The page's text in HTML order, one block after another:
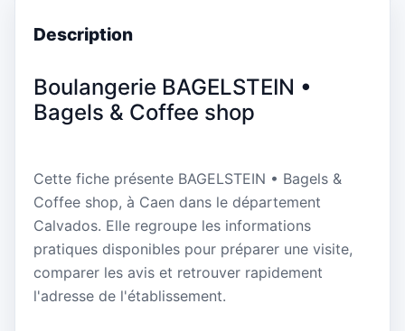
Description
Boulangerie BAGELSTEIN •
Bagels & Coffee shop
Cette fiche présente BAGELSTEIN • Bagels &
Coffee shop, à Caen dans le département
Calvados. Elle regroupe les informations
pratiques disponibles pour préparer une visite,
comparer les avis et retrouver rapidement
l'adresse de l'établissement.